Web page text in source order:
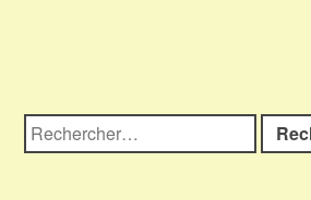
Rechercher :